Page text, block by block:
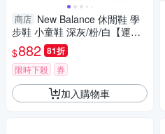
商店 New Balance 休閒鞋 學
步鞋 小童鞋 深灰/粉/白【運動
世界】NW1STGR-W/NW1STP
K-W/NW1STWR-W
$882 81折
限時下殺 券
加入購物車